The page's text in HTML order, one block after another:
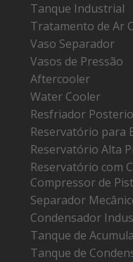
Tanque Industrial
Tratamento de Ar
Vaso Separador
Vasos de Pressão
Aftercooler
Water Cooler
Resfriador
Reservatório para
Reservatório Alta
Reservatório com
Compressor de
Separador
Condensador
Tanque de
Tanque de